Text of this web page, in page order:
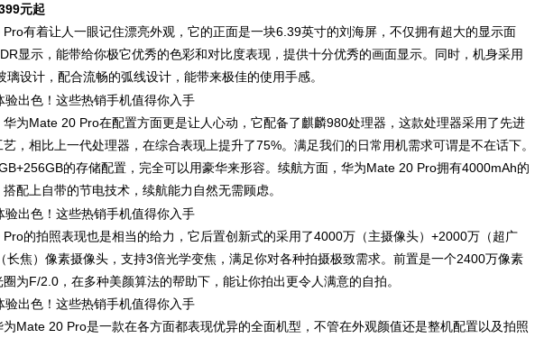
元起
有着让人一眼记住漂亮外观，它的正面是一块6.39英寸的刘海屏，不仅拥有超大的显示面
显示，能带给你极它优秀的色彩和对比度表现，提供十分优秀的画面显示。同时，机身采用
璃设计，配合流畅的弧线设计，能带来极佳的使用手感。
为Mate 20 Pro在配置方面更是让人心动，它配备了麒麟980处理器，这款处理器采用了先进
，相比上一代处理器，在综合表现上提升了75%。满足我们的日常用机需求可谓是不在话下。
的存储配置，完全可以用豪华来形容。续航方面，华为Mate 20 Pro拥有4000mAh的
配上自带的节电技术，续航能力自然无需顾虑。
的拍照表现也是相当的给力，它后置创新式的采用了4000万（主摄像头）+2000万（超广
长焦）像素摄像头，支持3倍光学变焦，满足你对各种拍摄极致需求。前置是一个2400万像素
为F/2.0，在多种美颜算法的帮助下，能让你拍出更令人满意的自拍。
为Mate 20 Pro是一款在各方面都表现优异的全面机型，不管在外观颜值还是整机配置以及拍照